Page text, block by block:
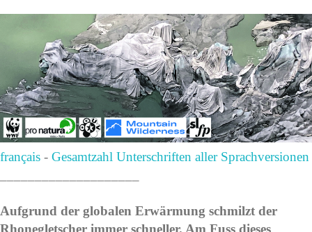
français - Gesamtzahl Unterschriften aller Sprachversionen
Aufgrund der globalen Erwärmung schmilzt der